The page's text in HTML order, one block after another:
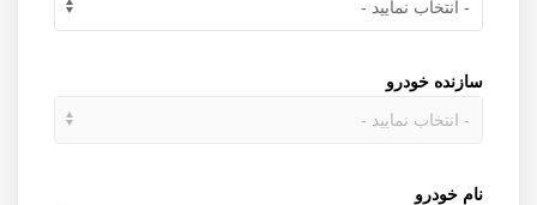
سازنده خودرو
نام خودرو